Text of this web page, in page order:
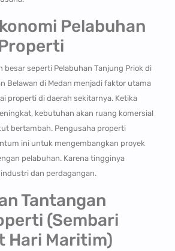
Pelabuhan
besar seperti Pelabuhan Tanjung Priok di
Belawan di Medan menjadi faktor utama
properti di daerah sekitarnya. Ketika
kebutuhan akan ruang komersial
bertambah. Pengusaha properti
ini untuk mengembangkan proyek
pelabuhan. Karena tingginya
dan perdagangan.
Tantangan
(Sembari
Hari Maritim)